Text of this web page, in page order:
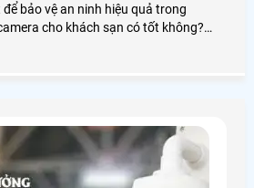
bảo vệ an ninh hiệu quả trong
cho khách sạn có tốt không?